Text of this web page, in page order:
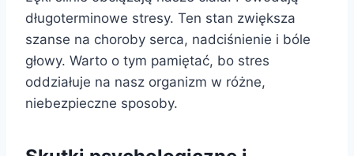
długoterminowe stresy. Ten stan zwiększa
szanse na choroby serca, nadciśnienie i bóle
głowy. Warto o tym pamiętać, bo stres
oddziałuje na nasz organizm w różne,
niebezpieczne sposoby.